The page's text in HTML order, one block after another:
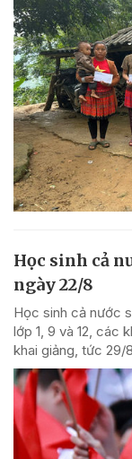
Học sinh cả
ngày 22/8
Học sinh cả nước
lớp 1, 9 và 12, các
khai giảng, tức 29/